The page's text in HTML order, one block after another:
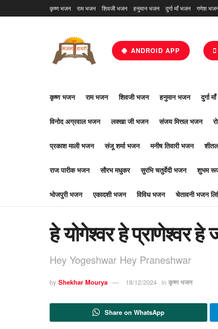
कृष्ण भजन राम भजन शिवजी भजन हनुमान भजन दुर्गा माँ भजन गणेश
ANDROID APP
कृष्ण भजन राम भजन शिवजी भजन हनुमान भजन दुर्गा
विनोद अग्रवाल भजन लक्खा जी भजन संजय मित्तल भजन
प्रकाश माली भजन संजू शर्मा भजन मनीष तिवारी भजन
राज पारीक भजन सौरभ मधुकर सुरभि चतुर्वेदी भजन शुभम
भोजपुरी भजन एकादशी भजन विविध भजन चेतावनी भजन
हे योगेश्वर हे प्राणेश्वर हे
Hey Yogeshwar Hey Praneshwar
by Shekhar Mourya 18/12/2024 in कृष्ण भजन
Share on WhatsApp